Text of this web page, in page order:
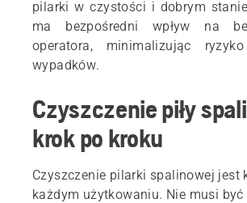
pilarki w czystości i dobrym
ma bezpośredni wpływ na
operatora, minimalizując
wypadków.
Czyszczenie piły
krok po kroku
Czyszczenie pilarki spalinowej jest
każdym użytkowaniu. Nie musi być